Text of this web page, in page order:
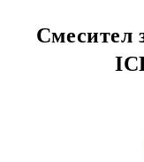
Смесител